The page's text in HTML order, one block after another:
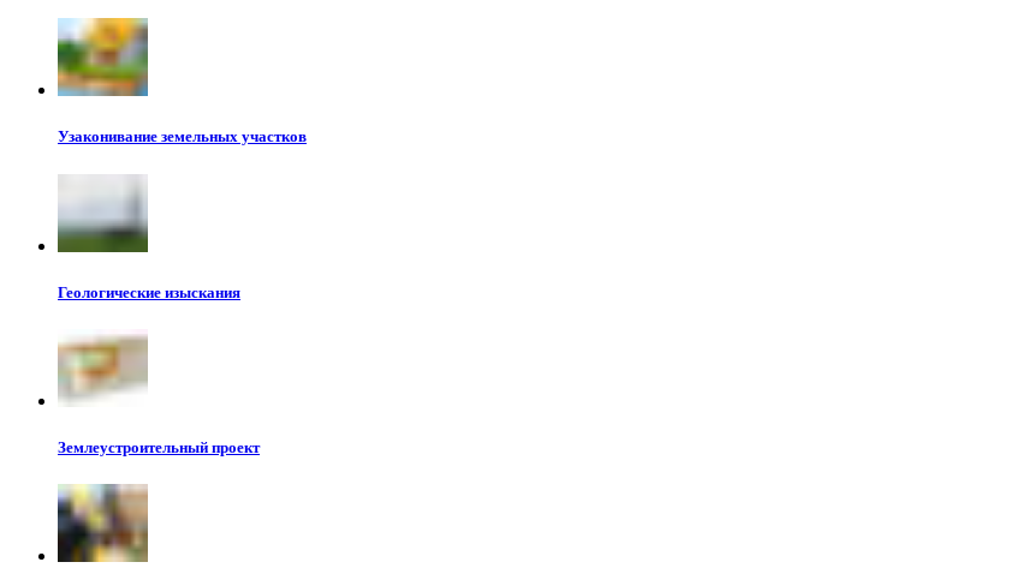
Узаконивание земельных участков
Геологические изыскания
Землеустроительный проект